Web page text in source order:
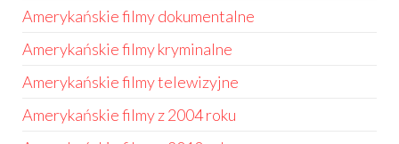
Amerykańskie filmy dokumentalne
Amerykańskie filmy kryminalne
Amerykańskie filmy telewizyjne
Amerykańskie filmy z 2004 roku